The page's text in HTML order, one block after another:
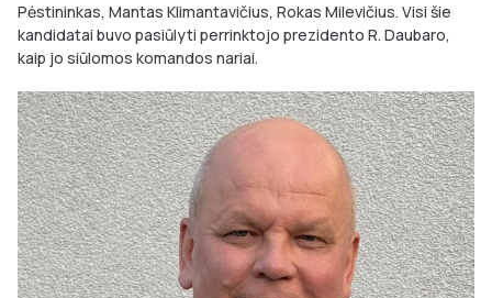
Pėstininkas, Mantas Klimantavičius, Rokas Milevičius. Visi šie
kandidatai buvo pasiūlyti perrinktojo prezidento R. Daubaro,
kaip jo siūlomos komandos nariai.